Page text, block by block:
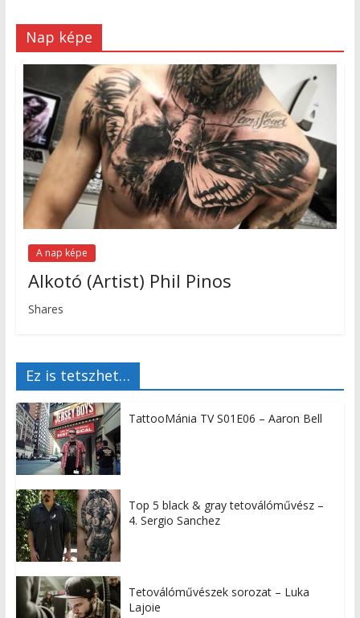
Nap képe
A nap képe
Alkotó (Artist) Phil Pinos
Shares
Ez is tetszhet…
TattooMánia TV S01E06 – Aaron Bell
Top 5 black & gray tetoválóművész –
4. Sergio Sanchez
Tetoválóművészek sorozat – Luka
Lajoie